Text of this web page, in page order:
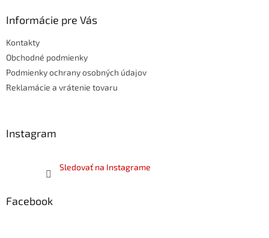
Informácie pre Vás
Kontakty
Obchodné podmienky
Podmienky ochrany osobných údajov
Reklamácie a vrátenie tovaru
Instagram
Sledovať na Instagrame
Facebook